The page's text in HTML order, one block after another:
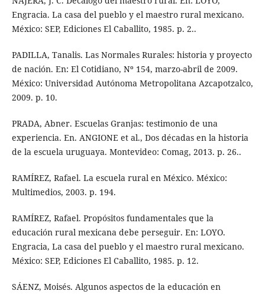
Engracia. La casa del pueblo y el maestro rural mexicano.
México: SEP, Ediciones El Caballito, 1985. p. 2..
PADILLA, Tanalis. Las Normales Rurales: historia y proyecto
de nación. En: El Cotidiano, Nº 154, marzo-abril de 2009.
México: Universidad Autónoma Metropolitana Azcapotzalco,
2009. p. 10.
PRADA, Abner. Escuelas Granjas: testimonio de una
experiencia. En. ANGIONE et al., Dos décadas en la historia
de la escuela uruguaya. Montevideo: Comag, 2013. p. 26..
RAMÍREZ, Rafael. La escuela rural en México. México:
Multimedios, 2003. p. 194.
RAMÍREZ, Rafael. Propósitos fundamentales que la
educación rural mexicana debe perseguir. En: LOYO.
Engracia, La casa del pueblo y el maestro rural mexicano.
México: SEP, Ediciones El Caballito, 1985. p. 12.
SÁENZ, Moisés. Algunos aspectos de la educación en